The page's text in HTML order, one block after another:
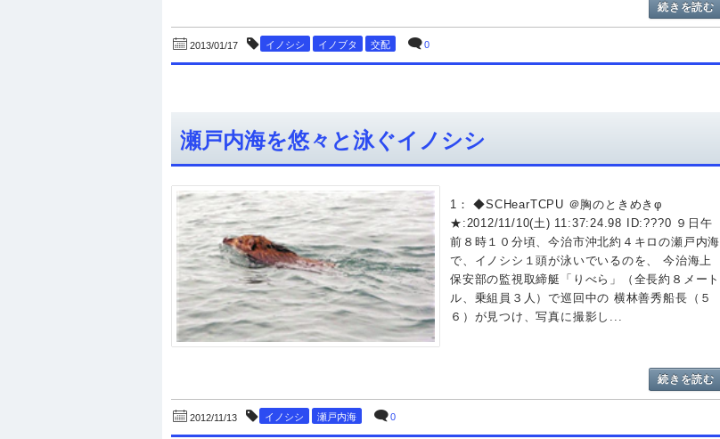
続きを読む
2013/01/17 イノシシ イノブタ 交配 0
瀬戸内海を悠々と泳ぐイノシシ
1： ◆SCHearTCPU ＠胸のときめきφ
★:2012/11/10(土) 11:37:24.98 ID:???0 ９日午
前８時１０分頃、今治市沖北約４キロの瀬戸内海
で、イノシシ１頭が泳いでいるのを、 今治海上
保安部の監視取締艇「りべら」（全長約８メート
ル、乗組員３人）で巡回中の 横林善秀船長（５
６）が見つけ、写真に撮影し...
続きを読む
2012/11/13 イノシシ 瀬戸内海 0